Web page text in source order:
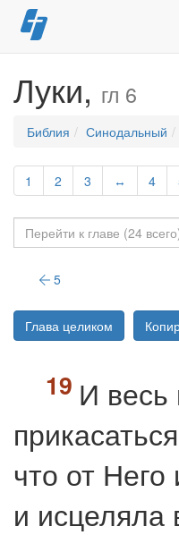
Перейти
к
Луки, гл 6
Библия Синодальный
1 2 3 ↔ 4
5
Глава целиком
И весь
что от
и исцеляла